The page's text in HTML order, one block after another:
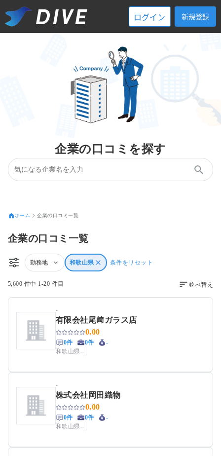
ログイン 新規登録
企業の口コミを探す
ホーム 企業の口コミ一覧
企業の口コミ一覧
勤務地 和歌山県 条件をリセット
5,600 件中 1-20 件目 並べ替え
-
有限会社尾﨑ガラス店
0.00
0件 0件
-
和歌山県--
-
株式会社岡田織物
0.00
0件 0件
-
和歌山県--